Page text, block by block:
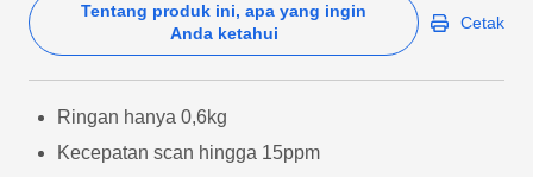
Tentang produk ini, apa yang ingin
Anda ketahui
Cetak
Ringan hanya 0,6kg
Kecepatan scan hingga 15ppm